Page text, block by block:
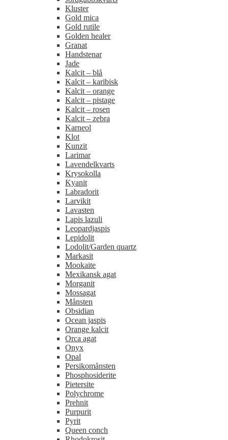
Kluster
Gold mica
Gold rutile
Golden healer
Granat
Handstenar
Jade
Kalcit – blå
Kalcit – karibisk
Kalcit – orange
Kalcit – pistage
Kalcit – rosen
Kalcit – zebra
Karneol
Klot
Kunzit
Larimar
Lavendelkvarts
Krysokolla
Kyanit
Labradorit
Larvikit
Lavasten
Lapis lazuli
Leopardjaspis
Lepidolit
Lodolit/Garden quartz
Markasit
Mookaite
Mexikansk agat
Morganit
Mossagat
Månsten
Obsidian
Ocean jaspis
Orange kalcit
Orca agat
Onyx
Opal
Persikomånsten
Phosphosiderite
Pietersite
Polychrome
Prehnit
Purpurit
Pyrit
Queen conch